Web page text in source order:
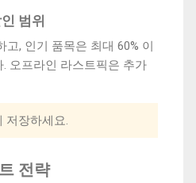
범위
고, 인기 품목은 최대 60% 이
오프라인 라스트픽은 추가
저장하세요.
전략